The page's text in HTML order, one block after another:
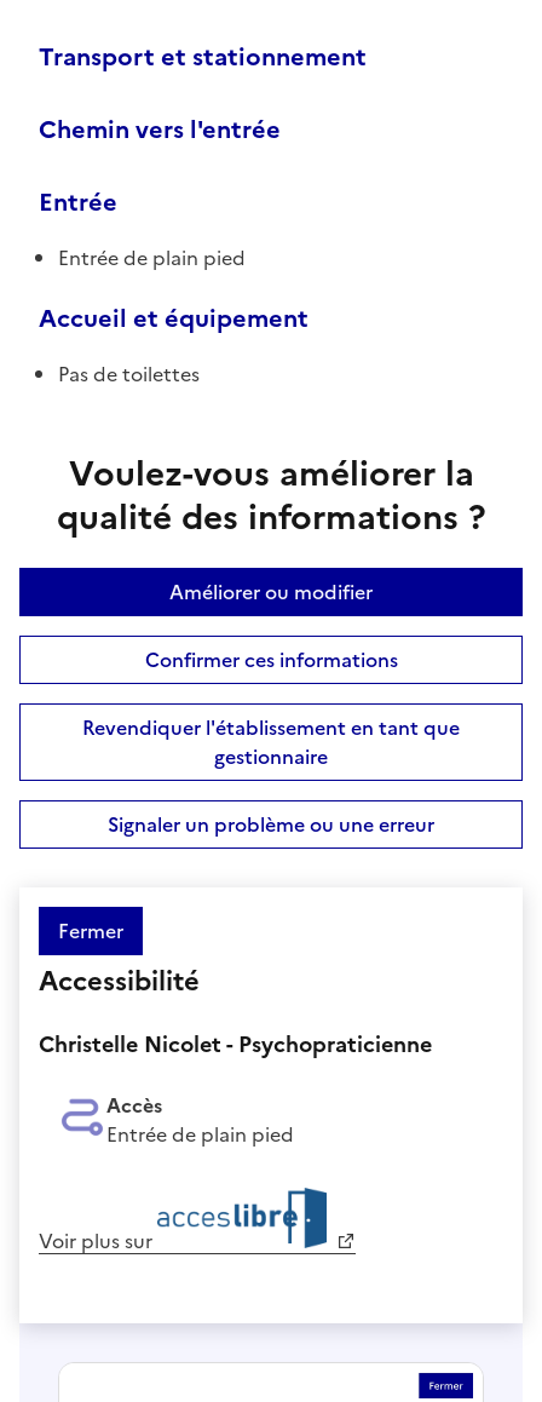
Transport et stationnement
Chemin vers l'entrée
Entrée
Entrée de plain pied
Accueil et équipement
Pas de toilettes
Voulez-vous améliorer la
qualité des informations ?
Améliorer ou modifier
Confirmer ces informations
Revendiquer l'établissement en tant que
gestionnaire
Signaler un problème ou une erreur
Fermer
Accessibilité
Christelle Nicolet - Psychopraticienne
Accès
Entrée de plain pied
Voir plus sur